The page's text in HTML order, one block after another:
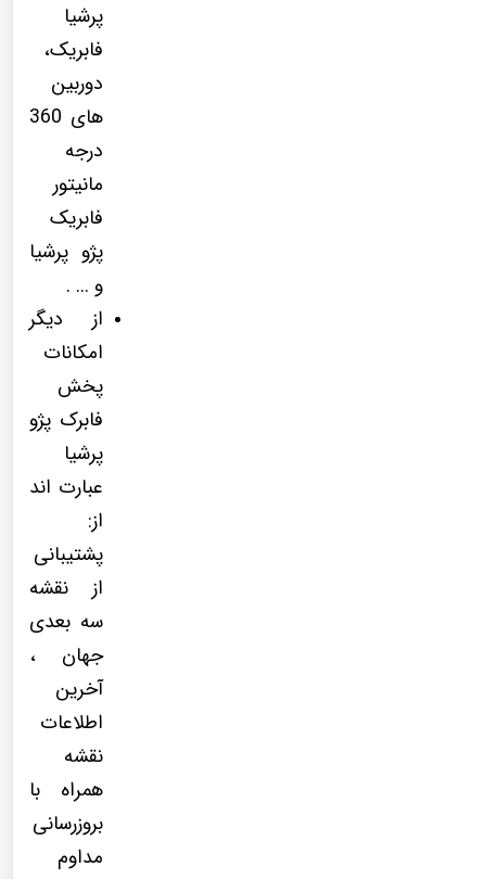
پرشیا
فابریک،
دوربین
های 360
درجه
مانیتور
فابریک
پژو پرشیا
و ... .
از دیگر
امکانات
پخش
فابرک پژو
پرشیا
عبارت اند
از:
پشتیبانی
از نقشه
سه بعدی
جهان ،
آخرین
اطلاعات
نقشه
همراه با
بروزرسانی
مداوم